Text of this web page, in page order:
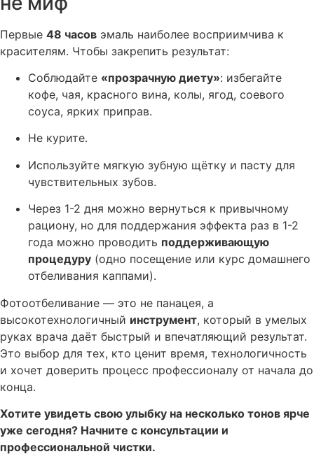
Первые 48 часов эмаль наиболее восприимчива к
красителям. Чтобы закрепить результат:
Соблюдайте «прозрачную диету»: избегайте
кофе, чая, красного вина, колы, ягод, соевого
соуса, ярких приправ.
Не курите.
Используйте мягкую зубную щётку и пасту для
чувствительных зубов.
Через 1-2 дня можно вернуться к привычному
рациону, но для поддержания эффекта раз в 1-2
года можно проводить поддерживающую
процедуру (одно посещение или курс домашнего
отбеливания каппами).
Фотоотбеливание — это не панацея, а
высокотехнологичный инструмент, который в умелых
руках врача даёт быстрый и впечатляющий результат.
Это выбор для тех, кто ценит время, технологичность
и хочет доверить процесс профессионалу от начала до
конца.
Хотите увидеть свою улыбку на несколько тонов ярче
уже сегодня? Начните с консультации и
профессиональной чистки.